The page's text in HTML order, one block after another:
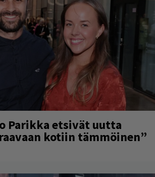
Parikka etsivät uutta
kotiin tämmöinen”